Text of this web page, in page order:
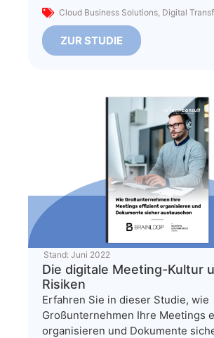
Cloud Business Solutions Digital
ZUR STUDIE
Stand: Juni 2022
Die digitale Meeting-Kultur
Risiken
Erfahren Sie in dieser Studie, wie
Großunternehmen Ihre Meetings
organisieren und Dokumente